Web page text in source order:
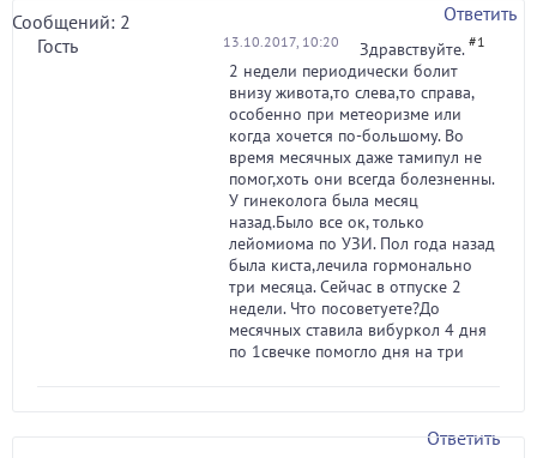
Сообщений: 2
Ответить
Гость
13.10.2017, 10:20 #1
Здравствуйте.
2 недели периодически болит
внизу живота,то слева,то справа,
особенно при метеоризме или
когда хочется по-большому. Во
время месячных даже тамипул не
помог,хоть они всегда болезненны.
У гинеколога была месяц
назад.Было все ок, только
лейомиома по УЗИ. Пол года назад
была киста,лечила гормонально
три месяца. Сейчас в отпуске 2
недели. Что посоветуете?До
месячных ставила вибуркол 4 дня
по 1свечке помогло дня на три
Ответить